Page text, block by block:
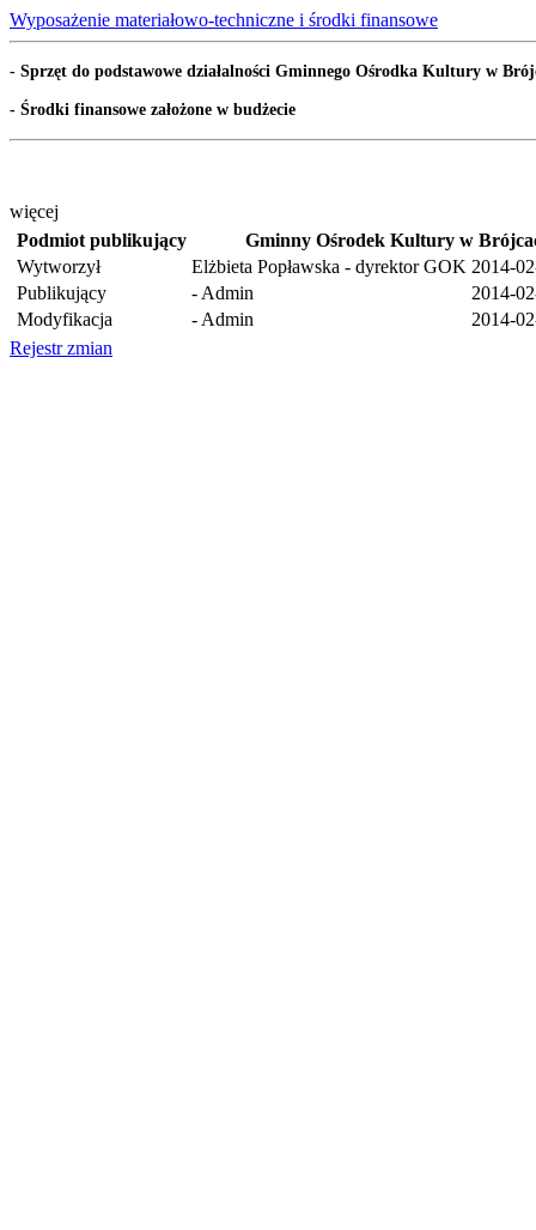
Wyposażenie materiałowo-techniczne i środki finansowe
- Sprzęt do podstawowe działalności Gminnego Ośrodka Kultury w
- Środki finansowe założone w budżecie
więcej
Podmiot publikujący
Gminny Ośrodek Kultury w
Wytworzył
Elżbieta Popławska - dyrektor GOK 2014-
Publikujący
- Admin
2014-
Modyfikacja
- Admin
2014-
Rejestr zmian